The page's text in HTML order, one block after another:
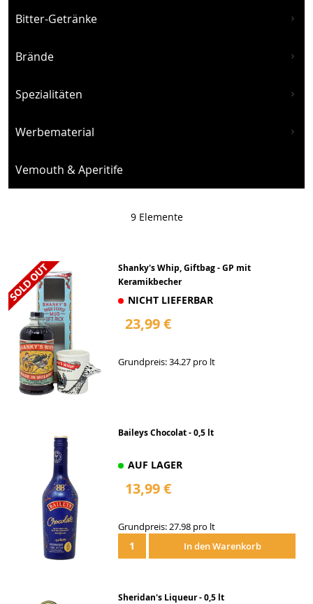
9Elemente
Shanky's Whip, Giftbag - GP mit
Keramikbecher
NICHT LIEFERBAR
23,99 €
Grundpreis: 34.27 pro lt
Baileys Chocolat - 0,5 lt
AUF LAGER
13,99 €
Grundpreis: 27.98 pro lt
In den Warenkorb
Sheridan's Liqueur - 0,5 lt
Bitter-Getränke
Brände
Spezialitäten
Werbematerial
Vemouth & Aperitife